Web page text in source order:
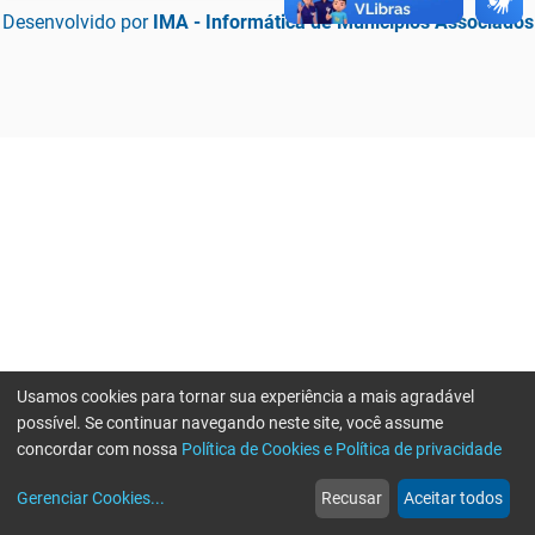
Desenvolvido por IMA - Informática de Municípios Associados
web
Notícias
more_horiz
Mais
Usamos cookies para tornar sua experiência a mais agradável
possível. Se continuar navegando neste site, você assume
concordar com nossa Política de Cookies e Política de privacidade
Gerenciar Cookies... Recusar Aceitar todos
Erro ao enviar informações, por favor tente novamente